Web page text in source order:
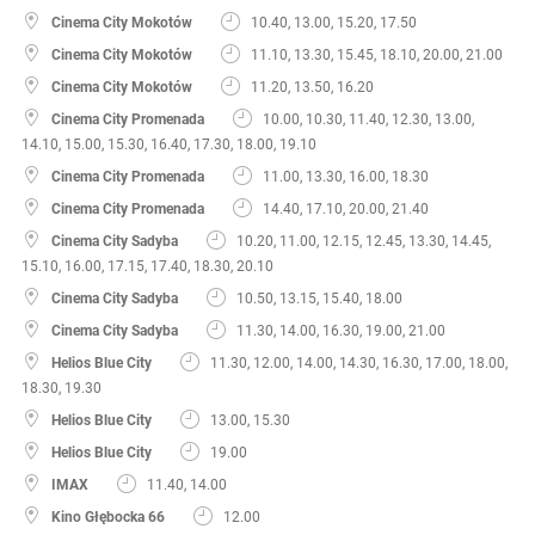
Cinema City Mokotów
10.40, 13.00, 15.20, 17.50
Cinema City Mokotów
11.10, 13.30, 15.45, 18.10, 20.00, 21.00
Cinema City Mokotów
11.20, 13.50, 16.20
Cinema City Promenada
10.00, 10.30, 11.40, 12.30, 13.00,
14.10, 15.00, 15.30, 16.40, 17.30, 18.00, 19.10
Cinema City Promenada
11.00, 13.30, 16.00, 18.30
Cinema City Promenada
14.40, 17.10, 20.00, 21.40
Cinema City Sadyba
10.20, 11.00, 12.15, 12.45, 13.30, 14.45,
15.10, 16.00, 17.15, 17.40, 18.30, 20.10
Cinema City Sadyba
10.50, 13.15, 15.40, 18.00
Cinema City Sadyba
11.30, 14.00, 16.30, 19.00, 21.00
Helios Blue City
11.30, 12.00, 14.00, 14.30, 16.30, 17.00, 18.00,
18.30, 19.30
Helios Blue City
13.00, 15.30
Helios Blue City
19.00
IMAX
11.40, 14.00
Kino Głębocka 66
12.00